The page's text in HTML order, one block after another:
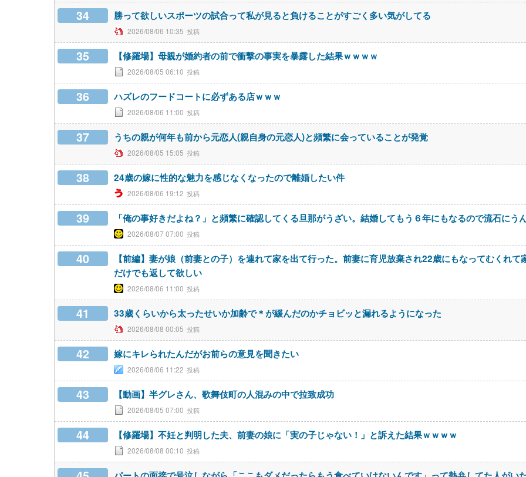
34 勝って欲しいスポーツの試合って私が見ると負けることがすごく多い気がしてる
2026/08/06 10:35
35 【修羅場】母親が婚約者の前で衝撃の事実を暴露した結果ｗｗｗｗ
2026/08/05 06:10
36 ハズレのフードコートに必ずある店ｗｗｗ
2026/08/06 11:00
37 うちの親が何年も前から元恋人(親自身の元恋人)と頻繁に会っていることが発覚
2026/08/05 15:05
38 24歳の嫁に性的な魅力を感じなくなったので離婚したい件
2026/08/06 19:12
39 「俺の事好きだよね？」と頻繁に確認してくる旦那がうざい。結婚してもう６年にもなるので流石にう
2026/08/07 07:00
40
【前編】妻が娘（前妻との子）を連れて家を出て行った。前妻に育児放棄され22歳にもなってむくれ
だけでも返して欲しい
2026/08/06 11:00
41 33歳くらいから太ったせいか加齢で＊が緩んだのかチョビッと漏れるようになった
2026/08/08 00:05
42 嫁にキレられたんだがお前らの意見を聞きたい
2026/08/06 11:22
43 【動画】半グレさん、歌舞伎町の人混みの中で拉致成功
2026/08/05 07:00
44 【修羅場】不妊と判明した夫、前妻の娘に「実の子じゃない！」と訴えた結果ｗｗｗｗ
2026/08/08 00:10